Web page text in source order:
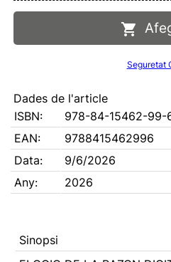
Seguretat
Dades de l'article
ISBN:
978-84-15462-99-
EAN:
9788415462996
Data:
9/6/2026
Any:
2026
Sinopsi